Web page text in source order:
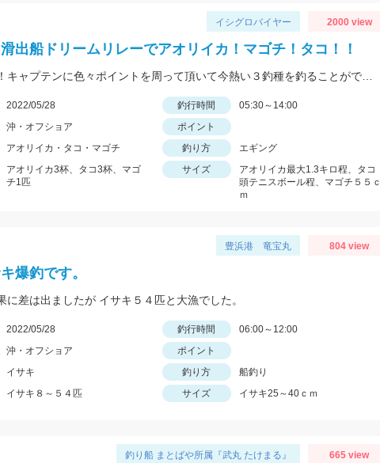
ペ
イシグロバイヤー 2000 view
滑出船ドリームリレーでアオリイカ！マゴチ！タコ！！
2022/05/28 釣行時間
05:30～14:00
沖・オフショア
ポイント
アオリイカ・タコ・マゴチ 釣り方
エギング
アオリイカ3杯、タコ3杯、マゴ
チ1匹
サイズ
アオリイカ最大1.3キロ程、タコ
頭テニスボール程、マゴチ５５ｃ
ｍ
豊浜港 竜宝丸 804 view
爆釣です。
に差は出ましたが イサキ５４匹と大漁でした。
2022/05/28 釣行時間
06:00～12:00
沖・オフショア
ポイント
イサキ 釣り方
船釣り
イサキ８～５４匹 サイズ イサキ25～40ｃｍ
釣り船 まとばや所属『武丸 たけまる』 665 view